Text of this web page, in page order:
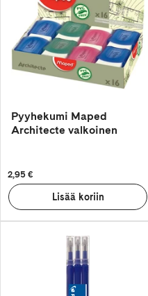
Pyyhekumi Maped
Architecte valkoinen
2,95 €